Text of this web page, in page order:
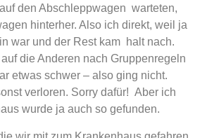
den Abschleppwagen warteten,
hinterher. Also ich direkt, weil ja
war und der Rest kam halt nach.
die Anderen nach Gruppenregeln
etwas schwer – also ging nicht.
verloren. Sorry dafür! Aber ich
wurde ja auch so gefunden.